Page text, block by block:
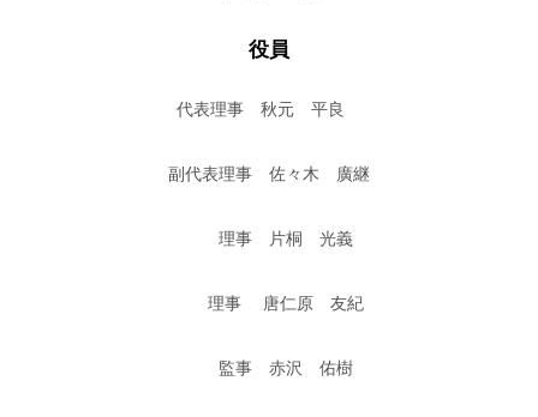
役員
代表理事 秋元 平良
副代表理事 佐々木 廣継
理事 片桐 光義
理事 唐仁原 友紀
監事 赤沢 佑樹